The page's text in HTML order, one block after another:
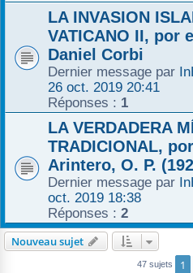
LA INVASION
VATICANO II, por
Daniel Corbi
Dernier message par
26 oct. 2019 20:41
Réponses : 1
LA VERDADERA
TRADICIONAL,
Arintero, O. P.
Dernier message par
oct. 2019 18:38
Réponses : 2
Nouveau sujet
47 sujets 1